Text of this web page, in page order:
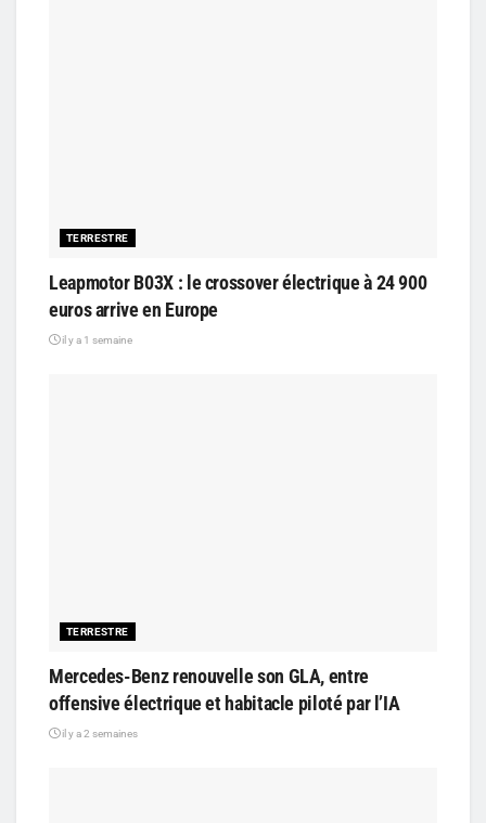
TERRESTRE
Leapmotor B03X : le crossover électrique à 24 900
euros arrive en Europe
il y a 1 semaine
TERRESTRE
Mercedes-Benz renouvelle son GLA, entre
offensive électrique et habitacle piloté par l’IA
il y a 2 semaines